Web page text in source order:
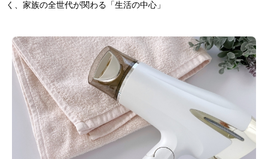
く、家族の全世代が関わる「生活の中心」